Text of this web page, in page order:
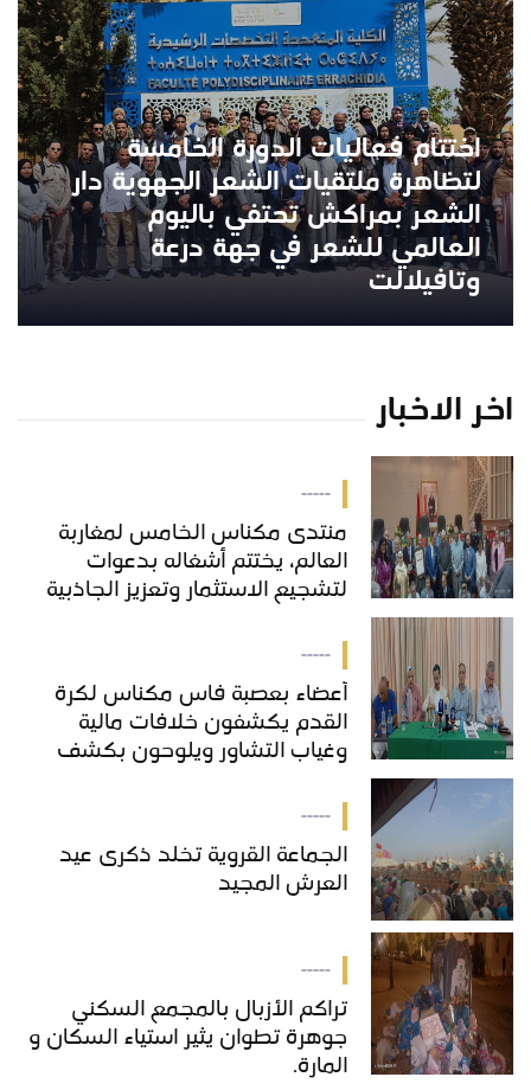
اختتام فعاليات الدورة الخامسة
لتظاهرة ملتقيات الشعر الجهوية دار
الشعر بمراكش تحتفي باليوم
العالمي للشعر في جهة درعة
وتافيلالت
اخر الاخبار
-----
منتدى مكناس الخامس لمغاربة
العالم، يختتم أشغاله بدعوات
لتشجيع الاستثمار وتعزيز الجاذبية
-----
أعضاء بعصبة فاس مكناس لكرة
القدم يكشفون خلافات مالية
وغياب التشاور ويلوحون بكشف
-----
الجماعة القروية تخلد ذكرى عيد
العرش المجيد
-----
تراكم الأزبال بالمجمع السكني
جوهرة تطوان يثير استياء السكان و
المارة.